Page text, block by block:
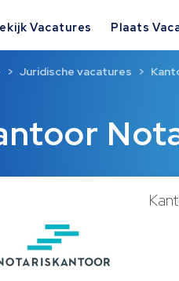
Vacatures Plaats
Juridische vacatures